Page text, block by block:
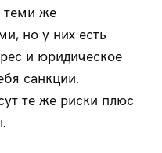
теми же
но у них есть
и юридическое
санкции.
те же риски плюс